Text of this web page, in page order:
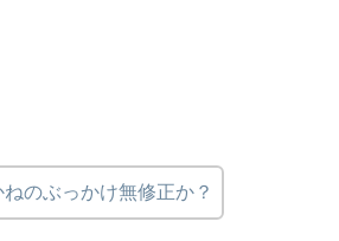
のぶっかけ無修正か？